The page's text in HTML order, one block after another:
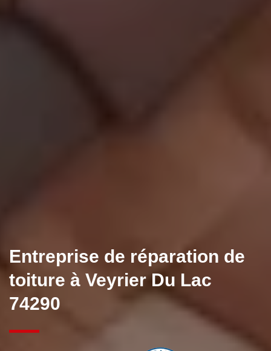
Entreprise de réparation de
toiture à Veyrier Du Lac
74290